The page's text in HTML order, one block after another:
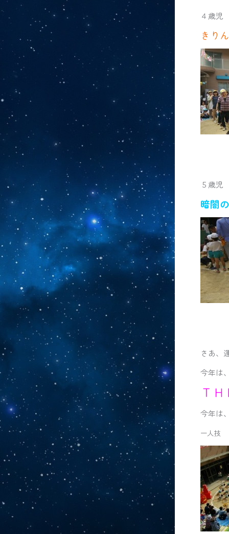
４歳児
きり
５歳児
暗闇
さあ、
今年は
Ｔ
今年は
一人技